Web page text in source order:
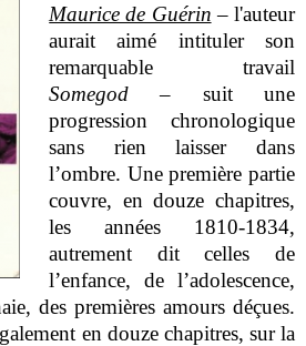
Maurice de Guérin – l'auteur
aurait aimé intituler son
remarquable travail
Somegod – suit une
progression chronologique
sans rien laisser dans
l’ombre. Une première partie
couvre, en douze chapitres,
les années 1810-1834,
autrement dit celles de
l’enfance, de l’adolescence,
des premières amours déçues.
en douze chapitres, sur la